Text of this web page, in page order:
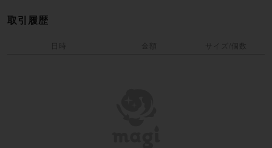
取引履歴
日時 金額 サイズ/個数